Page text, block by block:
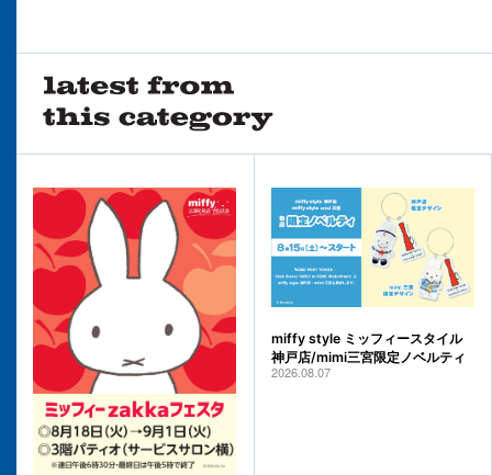
miffy style ミッフィースタイル
神戸店/mimi三宮限定ノベルティ
2026.08.07